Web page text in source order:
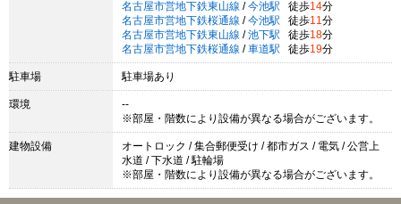
名古屋市営地下鉄東山線 / 今池駅 徒歩14分
名古屋市営地下鉄桜通線 / 今池駅 徒歩11 分
名古屋市営地下鉄東山線 / 池下駅 徒歩18分
名古屋市営地下鉄桜通線 / 車道駅 徒歩19分
駐車場 駐車場あり
環境
--
※部屋・階数により設備が異なる場合がございます。
建物設備
オートロック / 集合郵便受け / 都市ガス / 電気 / 公営上
水道 / 下水道 / 駐輪場
※部屋・階数により設備が異なる場合がございます。